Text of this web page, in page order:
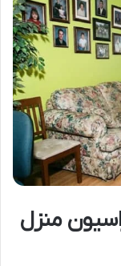
منزل